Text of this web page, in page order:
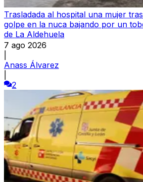
Trasladada al hospital una mujer
golpe en la nuca bajando por un
de La Aldehuela
7 ago 2026
Anass Álvarez
2